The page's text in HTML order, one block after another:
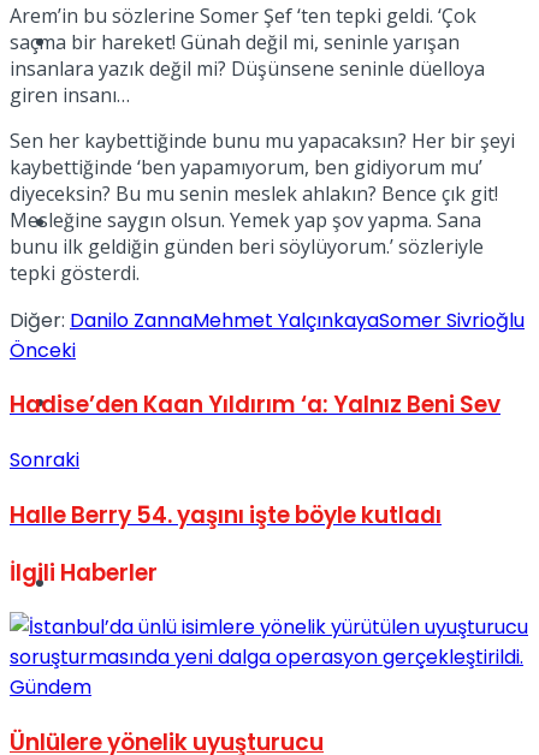
Türkiye
Müzik
Sinema
Tatil
No Result
View All Result
Arem’in bu sözlerine Somer Şef ‘ten tepki geldi. ‘Çok
saçma bir hareket! Günah değil mi, seninle yarışan
insanlara yazık değil mi? Düşünsene seninle düelloya
giren insanı…
Sen her kaybettiğinde bunu mu yapacaksın? Her bir şeyi
kaybettiğinde ‘ben yapamıyorum, ben gidiyorum mu’
diyeceksin? Bu mu senin meslek ahlakın? Bence çık git!
Mesleğine saygın olsun. Yemek yap şov yapma. Sana
bunu ilk geldiğin günden beri söylüyorum.’ sözleriyle
tepki gösterdi.
Diğer: Danilo ZannaMehmet YalçınkayaSomer Sivrioğlu
Önceki
Hadise’den Kaan Yıldırım ‘a: Yalnız Beni Sev
Sonraki
Halle Berry 54. yaşını işte böyle kutladı
İlgili Haberler
Gündem
Ünlülere yönelik uyuşturucu